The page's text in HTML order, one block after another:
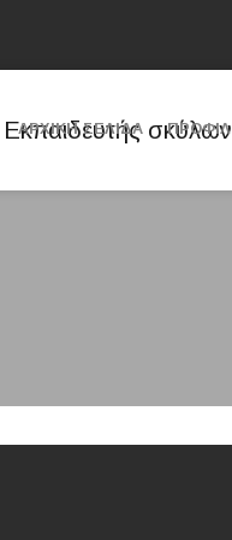
ΑΡΧΙΚΗ ΣΕΛΙΔΑ ΠΡΟΦΙΛ